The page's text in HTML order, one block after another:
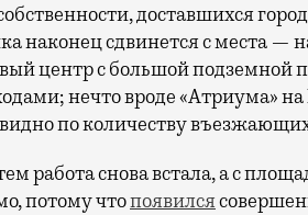
доставшихся
наконец сдвинется с места —
центр с большой подземной
нечто вроде «Атриума»
по количеству
работа снова встала, а с
потому чтопоявился